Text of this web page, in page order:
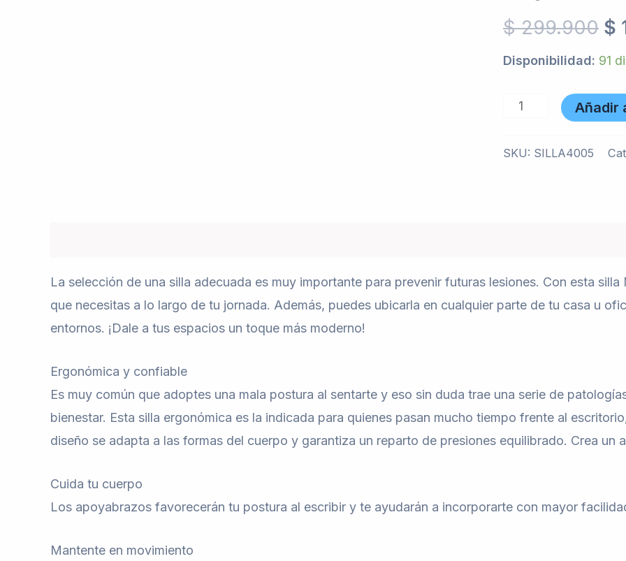
$299.900 $
Disponibilidad: 91
Tapizado
Color
cantidad
Añadir
SKU: SILLA4005
La selección de una silla adecuada es muy importante para prevenir futuras lesiones. Con esta
que necesitas a lo largo de tu jornada. Además, puedes ubicarla en cualquier parte de tu casa u
entornos. ¡Dale a tus espacios un toque más moderno!
Ergonómica y confiable
Es muy común que adoptes una mala postura al sentarte y eso sin duda trae una serie de
bienestar. Esta silla ergonómica es la indicada para quienes pasan mucho tiempo frente al
diseño se adapta a las formas del cuerpo y garantiza un reparto de presiones equilibrado. Crea un
Cuida tu cuerpo
Los apoyabrazos favorecerán tu postura al escribir y te ayudarán a incorporarte con mayor
Mantente en movimiento